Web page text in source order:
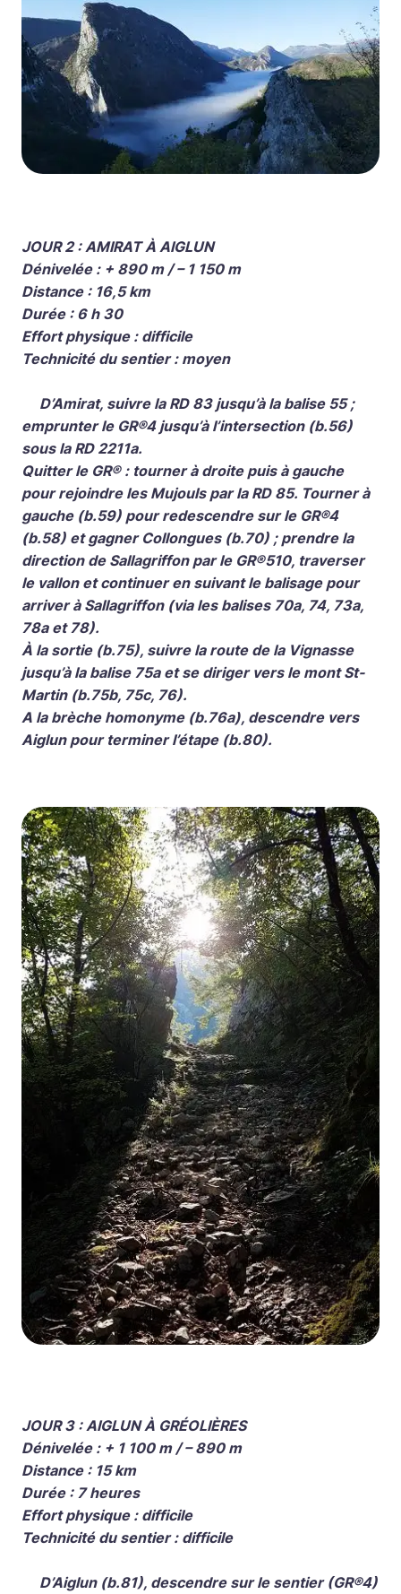
JOUR 2 : AMIRAT À AIGLUN
Dénivelée : + 890 m / – 1 150 m
Distance : 16,5 km
Durée : 6 h 30
Effort physique : difficile
Technicité du sentier : moyen
D’Amirat, suivre la RD 83 jusqu’à la balise 55 ;
emprunter le GR®4 jusqu’à l’intersection (b.56)
sous la RD 2211a.
Quitter le GR® : tourner à droite puis à gauche
pour rejoindre les Mujouls par la RD 85. Tourner à
gauche (b.59) pour redescendre sur le GR®4
(b.58) et gagner Collongues (b.70) ; prendre la
direction de Sallagriffon par le GR®510, traverser
le vallon et continuer en suivant le balisage pour
arriver à Sallagriffon (via les balises 70a, 74, 73a,
78a et 78).
À la sortie (b.75), suivre la route de la Vignasse
jusqu’à la balise 75a et se diriger vers le mont St-
Martin (b.75b, 75c, 76).
A la brèche homonyme (b.76a), descendre vers
Aiglun pour terminer l’étape (b.80).
JOUR 3 : AIGLUN À GRÉOLIÈRES
Dénivelée : + 1 100 m / – 890 m
Distance : 15 km
Durée : 7 heures
Effort physique : difficile
Technicité du sentier : difficile
D’Aiglun (b.81), descendre sur le sentier (GR®4)